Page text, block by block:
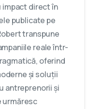
direct în
publicate pe
transpune
reale într-
oferind
și soluții
antreprenorii și
urmăresc